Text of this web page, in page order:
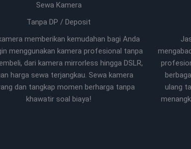
Sewa Kamera
Tanpa DP / Deposit
memberikan kemudahan bagi Anda
menggunakan kamera profesional tanpa
dari kamera mirrorless hingga DSLR,
harga sewa terjangkau. Sewa kamera
dan tangkap momen berharga tanpa
khawatir soal biaya!
ulang